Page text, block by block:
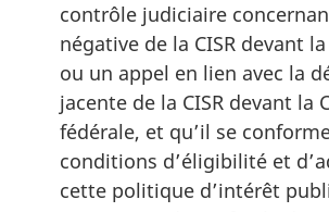
contrôle judiciaire
négative de la CISR devant
ou un appel en lien avec la
jacente de la CISR devant la
fédérale, et qu’il se
conditions d’éligibilité et
cette politique d’intérêt